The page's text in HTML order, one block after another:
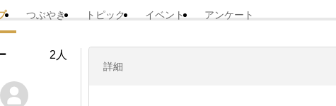
つぶやき トピック イベント アンケート
詳細
2人